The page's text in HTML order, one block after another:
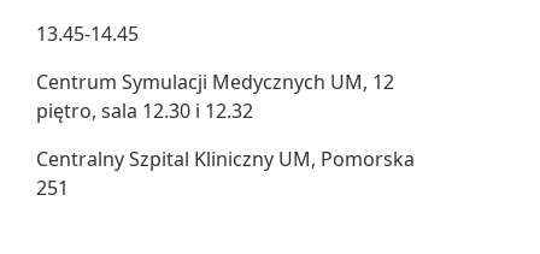
13.45-14.45
Centrum Symulacji Medycznych UM, 12
piętro, sala 12.30 i 12.32
Centralny Szpital Kliniczny UM, Pomorska
251